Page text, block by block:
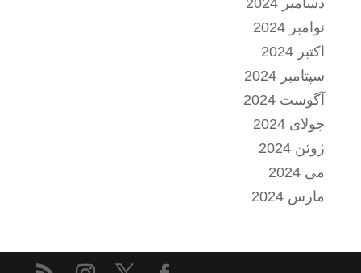
دسامبر 2024
نوامبر 2024
اکتبر 2024
سپتامبر 2024
آگوست 2024
جولای 2024
ژوئن 2024
می 2024
مارس 2024